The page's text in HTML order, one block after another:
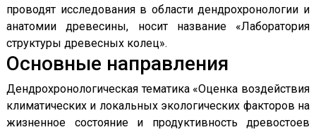
проводят исследования в области дендрохронологии и
анатомии древесины, носит название «Лаборатория
структуры древесных колец».
Основные направления
Дендрохронологическая тематика «Оценка воздействия
климатических и локальных экологических факторов на
жизненное состояние и продуктивность древостоев